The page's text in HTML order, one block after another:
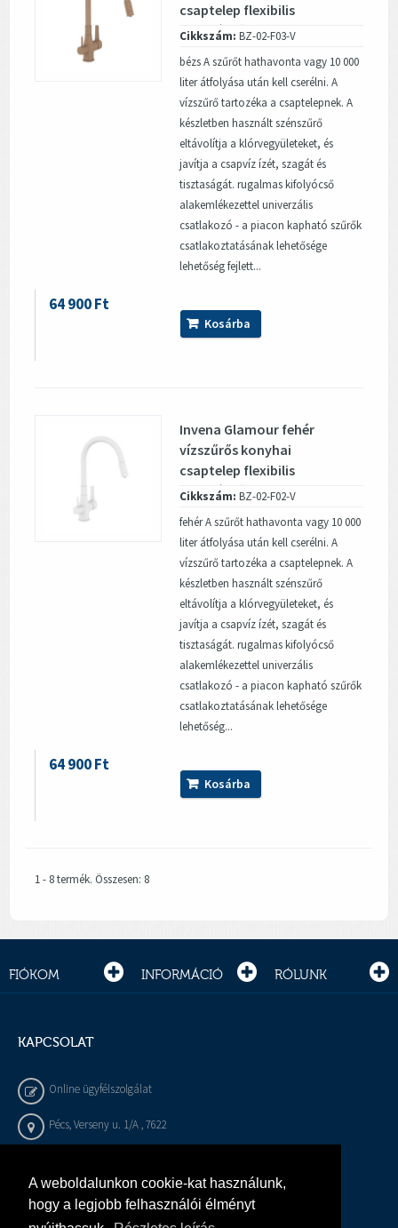
A weboldalunkon cookie-kat használunk,
hogy a legjobb felhasználói élményt
csaptelep flexibilis
kifolyócsővel
Cikkszám: BZ-02-F03-V
bézs A szűrőt hathavonta vagy 10 000
liter átfolyása után kell cserélni. A
vízszűrő tartozéka a csaptelepnek. A
készletben használt szénszűrő
eltávolítja a klórvegyületeket, és
javítja a csapvíz ízét, szagát és
tisztaságát. rugalmas kifolyócső
alakemlékezettel univerzális
csatlakozó - a piacon kapható szűrők
csatlakoztatásának lehetősége
lehetőség fejlett...
64 900 Ft
Kosárba
Invena Glamour fehér
vízszűrős konyhai
csaptelep flexibilis
kifolyócsővel
Cikkszám: BZ-02-F02-V
fehér A szűrőt hathavonta vagy 10 000
liter átfolyása után kell cserélni. A
vízszűrő tartozéka a csaptelepnek. A
készletben használt szénszűrő
eltávolítja a klórvegyületeket, és
javítja a csapvíz ízét, szagát és
tisztaságát. rugalmas kifolyócső
alakemlékezettel univerzális
csatlakozó - a piacon kapható szűrők
csatlakoztatásának lehetősége
lehetőség...
64 900 Ft
Kosárba
1 - 8 termék. Összesen: 8
FIÓKOM INFORMÁCIÓ RÓLUNK
KAPCSOLAT
Online ügyfélszolgálat
Pécs, Verseny u. 1/A , 7622
info@gepeszbolt.hu